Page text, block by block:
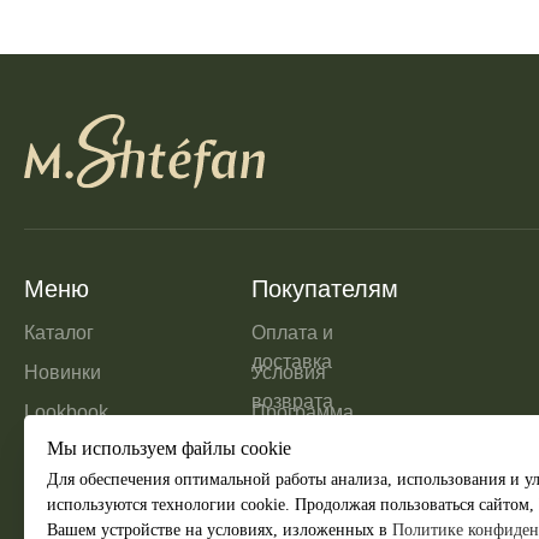
Меню
Каталог
Новинки
Lookbook
Покупателям
Оплата и
доставка
Условия
возврата
Программа
лояльности
Обратная
связь
Мы используем файлы cookie
Для обеспечения оптимальной работы анализа, использования и
используются технологии cookie. Продолжая пользоваться
Вашем устройстве на условиях, изложенных в Политике